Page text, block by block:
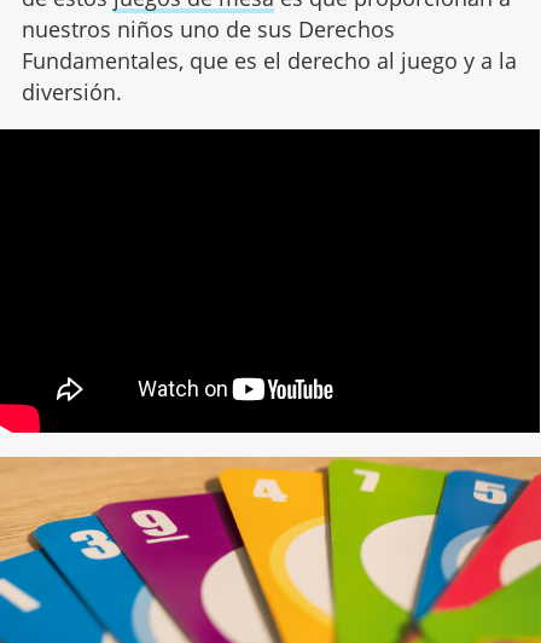
nuestros niños uno de sus Derechos
Fundamentales, que es el derecho al juego y a la
diversión.